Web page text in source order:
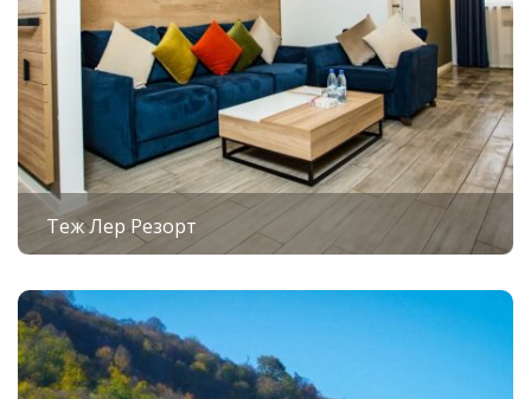
Теж Лер Резорт